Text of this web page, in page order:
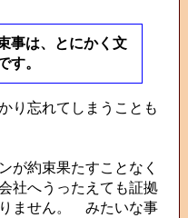
事は、とにかく文
す。
忘れてしまうことも
が約束果たすことなく
社へうったえても証拠
ません。 みたいな事